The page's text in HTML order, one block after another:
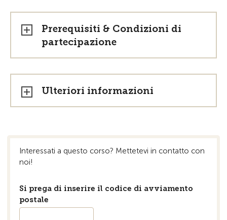
Prerequisiti & Condizioni di
partecipazione
Ulteriori informazioni
Interessati a questo corso? Mettetevi in ​​contatto con
noi!
Si prega di inserire il codice di avviamento
postale